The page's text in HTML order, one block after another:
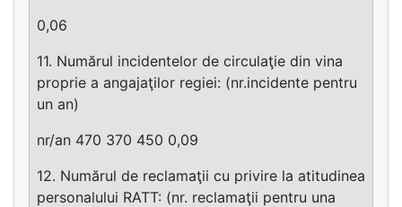
0,06
11. Numărul incidentelor de circulaţie din vina
proprie a angajaţilor regiei: (nr.incidente pentru
un an)
nr/an 470 370 450 0,09
12. Numărul de reclamaţii cu privire la atitudinea
personalului RATT: (nr. reclamaţii pentru una